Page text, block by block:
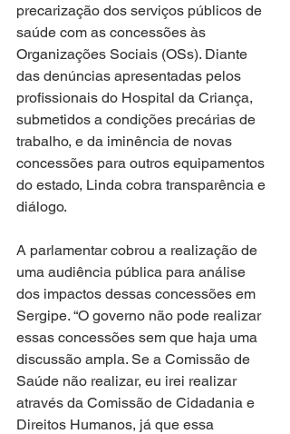
precarização dos serviços públicos de
saúde com as concessões às
Organizações Sociais (OSs). Diante
das denúncias apresentadas pelos
profissionais do Hospital da Criança,
submetidos a condições precárias de
trabalho, e da iminência de novas
concessões para outros equipamentos
do estado, Linda cobra transparência e
diálogo.
A parlamentar cobrou a realização de
uma audiência pública para análise
dos impactos dessas concessões em
Sergipe. “O governo não pode realizar
essas concessões sem que haja uma
discussão ampla. Se a Comissão de
Saúde não realizar, eu irei realizar
através da Comissão de Cidadania e
Direitos Humanos, já que essa